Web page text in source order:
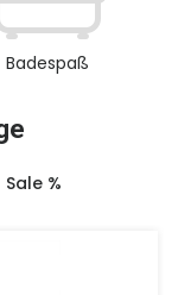
Badespaß
Sale %